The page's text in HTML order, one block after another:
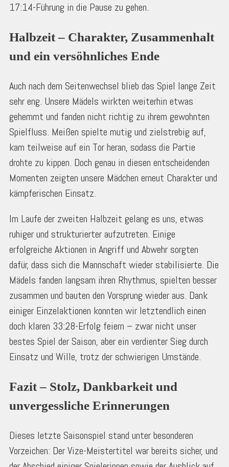
17:14-Führung in die Pause zu gehen.
Halbzeit – Charakter, Zusammenhalt
und ein versöhnliches Ende
Auch nach dem Seitenwechsel blieb das Spiel lange Zeit
sehr eng. Unsere Mädels wirkten weiterhin etwas
gehemmt und fanden nicht richtig zu ihrem gewohnten
Spielfluss. Meißen spielte mutig und zielstrebig auf,
kam teilweise auf ein Tor heran, sodass die Partie
drohte zu kippen. Doch genau in diesen entscheidenden
Momenten zeigten unsere Mädchen erneut Charakter und
kämpferischen Einsatz.
Im Laufe der zweiten Halbzeit gelang es uns, etwas
ruhiger und strukturierter aufzutreten. Einige
erfolgreiche Aktionen in Angriff und Abwehr sorgten
dafür, dass sich die Mannschaft wieder stabilisierte. Die
Mädels fanden langsam ihren Rhythmus, spielten besser
zusammen und bauten den Vorsprung wieder aus. Dank
einiger Einzelaktionen konnten wir letztendlich einen
doch klaren 33:28-Erfolg feiern – zwar nicht unser
bestes Spiel der Saison, aber ein verdienter Sieg durch
Einsatz und Wille, trotz der schwierigen Umstände.
Fazit – Stolz, Dankbarkeit und
unvergessliche Erinnerungen
Dieses letzte Saisonspiel stand unter besonderen
Vorzeichen: Der Vize-Meistertitel war bereits sicher, und